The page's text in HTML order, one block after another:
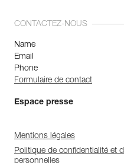
CONTACTEZ-NOUS
Name
Email
Phone
Formulaire de contact
Espace presse
Mentions légales
Politique de confidentialité et
personnelles